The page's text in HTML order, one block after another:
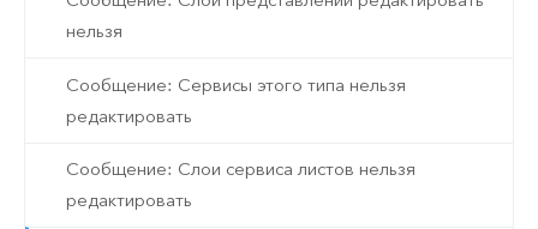
нельзя
Сообщение: Сервисы этого типа нельзя
редактировать
Сообщение: Слои сервиса листов нельзя
редактировать